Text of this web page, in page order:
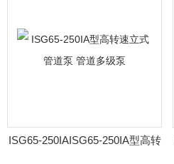
ISG65-250IAISG65-250IA型高转